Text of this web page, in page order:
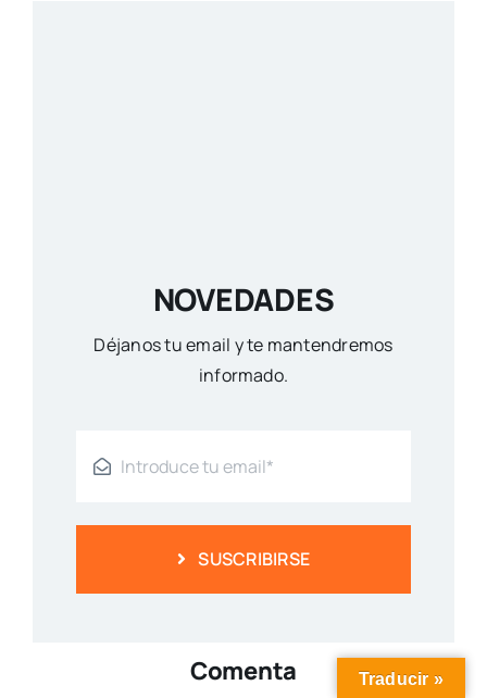
NOVEDADES
Déjanos tu email y te mantendremos
informado.
SUSCRIBIRSE
Comenta Traducir »